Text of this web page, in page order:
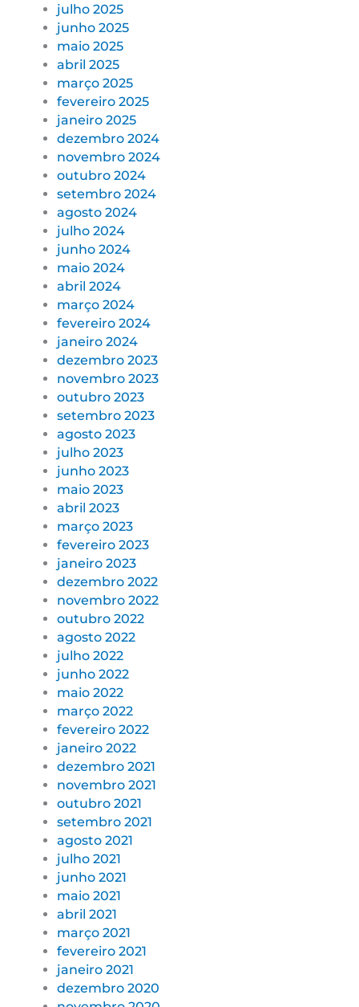
julho 2025
junho 2025
maio 2025
abril 2025
março 2025
fevereiro 2025
janeiro 2025
dezembro 2024
novembro 2024
outubro 2024
setembro 2024
agosto 2024
julho 2024
junho 2024
maio 2024
abril 2024
março 2024
fevereiro 2024
janeiro 2024
dezembro 2023
novembro 2023
outubro 2023
setembro 2023
agosto 2023
julho 2023
junho 2023
maio 2023
abril 2023
março 2023
fevereiro 2023
janeiro 2023
dezembro 2022
novembro 2022
outubro 2022
agosto 2022
julho 2022
junho 2022
maio 2022
março 2022
fevereiro 2022
janeiro 2022
dezembro 2021
novembro 2021
outubro 2021
setembro 2021
agosto 2021
julho 2021
junho 2021
maio 2021
abril 2021
março 2021
fevereiro 2021
janeiro 2021
dezembro 2020